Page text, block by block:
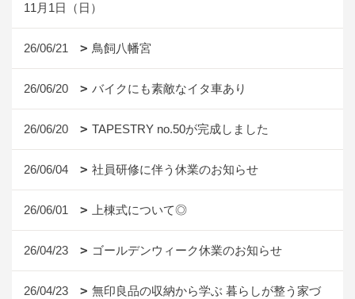
11月1日（日）
26/06/21 鳥飼八幡宮
26/06/20 バイクにも素敵なイタ車あり
26/06/20 TAPESTRY no.50が完成しました
26/06/04 社員研修に伴う休業のお知らせ
26/06/01 上棟式について◎
26/04/23 ゴールデンウィーク休業のお知らせ
26/04/23
無印良品の収納から学ぶ 暮らしが整う家づ